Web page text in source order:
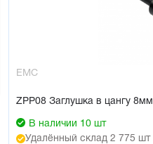
EMC
ZPP08 Заглушка в цангу 8мм
В наличии 10 шт
Удалённый склад 2 775 шт